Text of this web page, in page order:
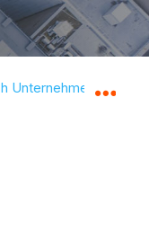
Unternehmen